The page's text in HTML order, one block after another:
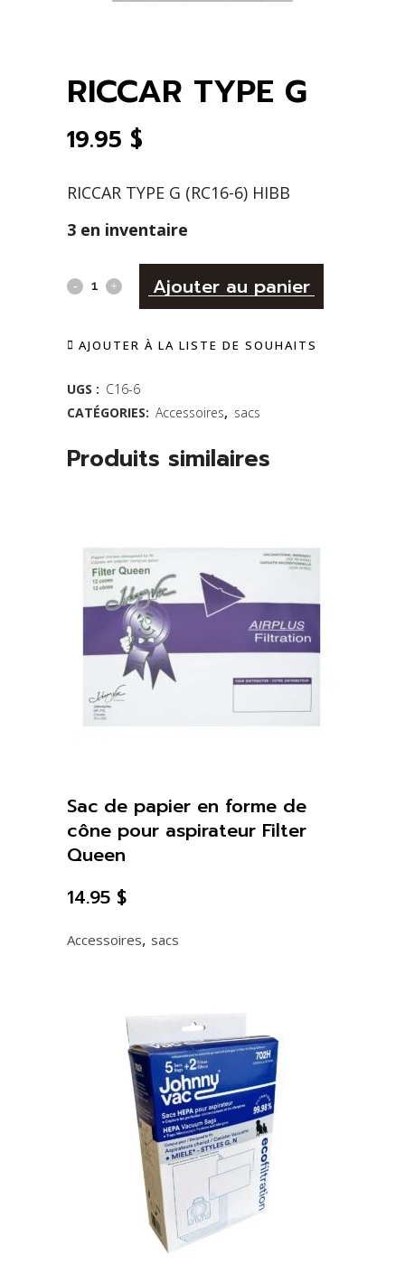
RICCAR TYPE G
19.95 $
RICCAR TYPE G (RC16-6) HIBB
3 en inventaire
RICCAR
G
quantity
Ajouter au panier
AJOUTER À LA LISTE DE SOUHAITS
UGS : C16-6
CATÉGORIES: Accessoires, sacs
Produits similaires
Accessoires, sacs
Sac de papier en forme de
cône pour aspirateur Filter
Queen
14.95 $